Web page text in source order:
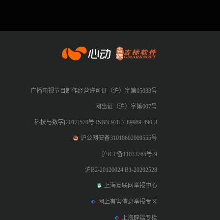
广播电视节目制作经营许可证（沪）字第05033号
网出证（沪）字第007号
科技与数字[2012]570号 ISBN 978-7-89989-490-3
沪公网安备31010602009555号
沪ICP备11033765号-9
沪B2-20120024 B1-20202528
上海互联网举报中心
网上有害信息举报专区
上海辟谣专栏
心动网络